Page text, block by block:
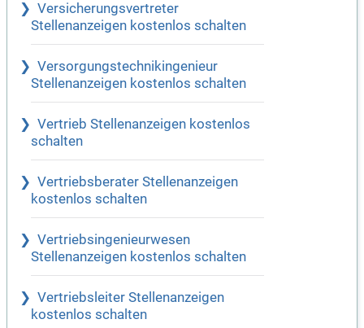
Versicherungsvertreter
Stellenanzeigen kostenlos schalten
Versorgungstechnikingenieur
Stellenanzeigen kostenlos schalten
Vertrieb Stellenanzeigen kostenlos
schalten
Vertriebsberater Stellenanzeigen
kostenlos schalten
Vertriebsingenieurwesen
Stellenanzeigen kostenlos schalten
Vertriebsleiter Stellenanzeigen
kostenlos schalten